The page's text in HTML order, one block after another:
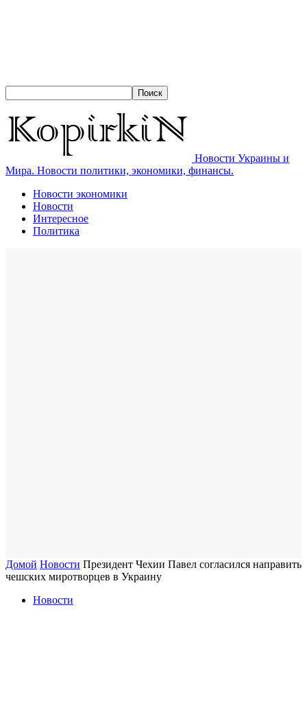
Новости Украины и
Мира. Новости политики, экономики, финансы.
Новости экономики
Новости
Интересное
Политика
Домой Новости Президент Чехии Павел согласился направить
чешских миротворцев в Украину
Новости